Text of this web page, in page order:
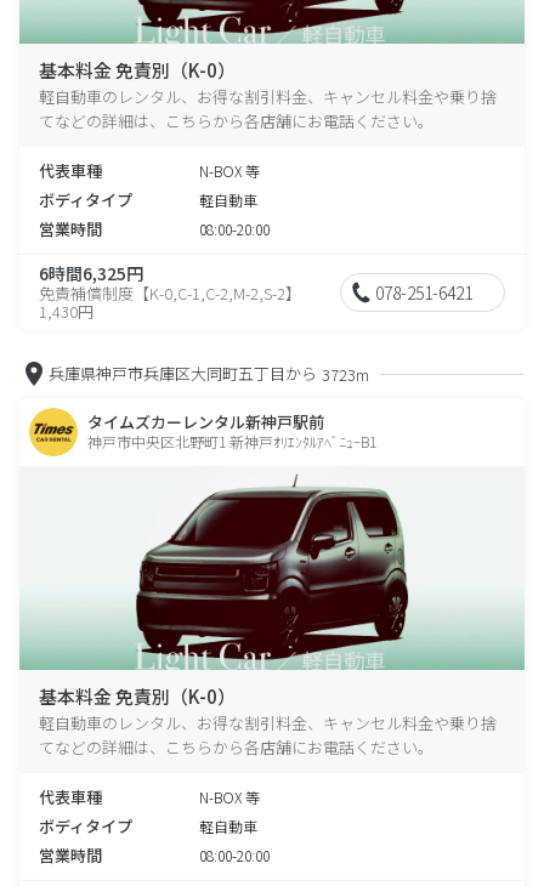
基本料金 免責別（K-0）
軽自動車のレンタル、お得な割引料金、キャンセル料金や乗り捨
てなどの詳細は、こちらから各店舗にお電話ください。
代表車種 N-BOX 等
ボディタイプ 軽自動車
営業時間 08:00-20:00
6時間6,325円
免責補償制度【K-0,C-1,C-2,M-2,S-2】
1,430円
078-251-6421
兵庫県神戸市兵庫区大同町五丁目から 3723m
タイムズカーレンタル新神戸駅前
神戸市中央区北野町1 新神戸ｵﾘｴﾝﾀﾙｱﾍﾞﾆｭｰB1
基本料金 免責別（K-0）
軽自動車のレンタル、お得な割引料金、キャンセル料金や乗り捨
てなどの詳細は、こちらから各店舗にお電話ください。
代表車種 N-BOX 等
ボディタイプ 軽自動車
営業時間 08:00-20:00